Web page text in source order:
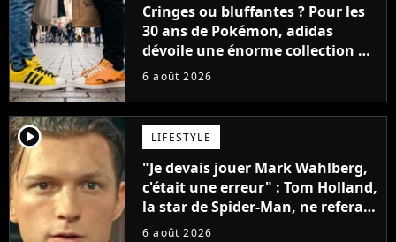
Cringes ou bluffantes ? Pour les
30 ans de Pokémon, adidas
dévoile une énorme collection de
sneakers et je ne sais pas quoi en
6 août 2026
player2 LIFESTYLE
"Je devais jouer Mark Wahlberg,
c'était une erreur" : Tom Holland,
la star de Spider-Man, ne referait
pas ce blockbuster
6 août 2026